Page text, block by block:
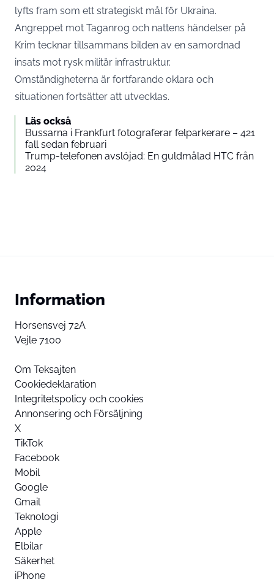
lyfts fram som ett strategiskt mål för Ukraina.
Angreppet mot Taganrog och nattens händelser på
Krim tecknar tillsammans bilden av en samordnad
insats mot rysk militär infrastruktur.
Omständigheterna är fortfarande oklara och
situationen fortsätter att utvecklas.
Läs också
Bussarna i Frankfurt fotograferar felparkerare – 421
fall sedan februari
Trump-telefonen avslöjad: En guldmålad HTC från
2024
Information
Horsensvej 72A
Vejle 7100
Om Teksajten
Cookiedeklaration
Integritetspolicy och cookies
Annonsering och Försäljning
X
TikTok
Facebook
Mobil
Google
Gmail
Teknologi
Apple
Elbilar
Säkerhet
iPhone